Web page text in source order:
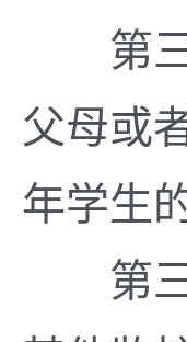
第三
父母或
年学生
第三